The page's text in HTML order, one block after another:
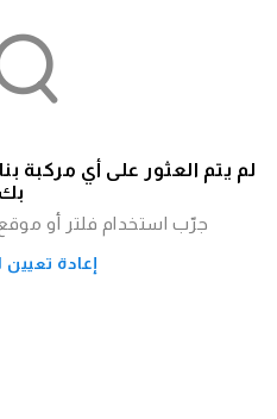
لم يتم العثور على أي مركبة
بك
جرّب استخدام فلتر أو
إعادة